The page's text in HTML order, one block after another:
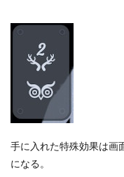
手に入れた特殊効果は画
になる。